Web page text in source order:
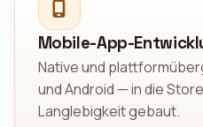
Mobile-App-
Native und
und Android — in die
Langlebigkeit gebaut.